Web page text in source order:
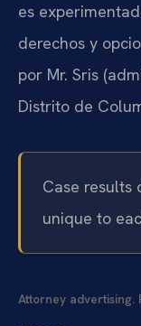
es
derechos y
por Mr. Sris
Distrito de
Case
unique to
Attorney